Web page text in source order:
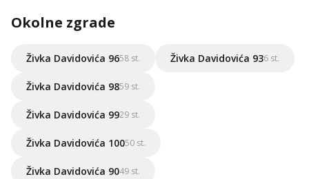
Okolne zgrade
Živka Davidovića 9658 st. Živka Davidovića 936 st.
Živka Davidovića 9859 st.
Živka Davidovića 9929 st.
Živka Davidovića 10050 st.
Živka Davidovića 9049 st.